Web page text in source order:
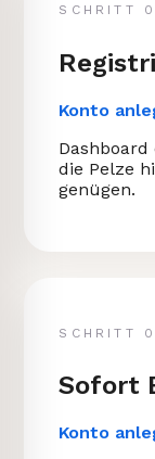
SCHRITT
Konto
die Pelze
genügen.
SCHRITT
Sofort
Konto